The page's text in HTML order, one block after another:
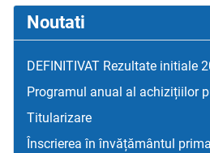
Noutati
DEFINITIVAT Rezultate initiale
Programul anual al achizițiilor
Titularizare
Înscrierea în învățământul